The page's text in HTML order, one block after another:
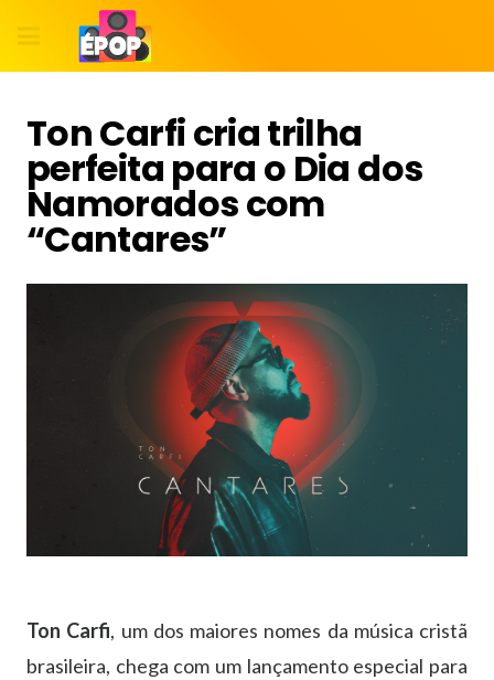
Ton Carfi cria trilha
perfeita para o Dia dos
Namorados com
“Cantares”
Ton Carfi, um dos maiores nomes da música cristã
brasileira, chega com um lançamento especial para